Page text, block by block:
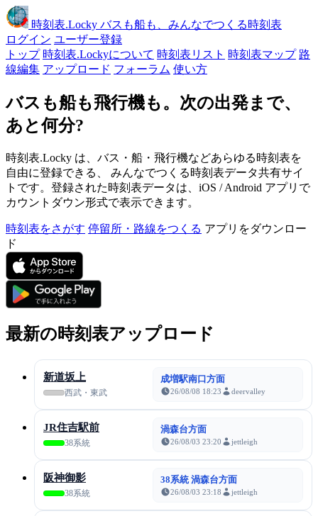
時刻表.Locky バスも船も、みんなでつくる時刻表
ログイン ユーザー登録
トップ 時刻表.Lockyについて 時刻表リスト 時刻表マップ 路
線編集 アップロード フォーラム 使い方
バスも船も飛行機も。次の出発まで、
あと何分?
時刻表.Locky は、バス・船・飛行機などあらゆる時刻表を
自由に登録できる、 みんなでつくる時刻表データ共有サイ
トです。登録された時刻表データは、iOS / Android アプリで
カウントダウン形式で表示できます。
時刻表をさがす 停留所・路線をつくる アプリをダウンロー
ド
最新の時刻表アップロード
新道坂上
西武・東武
成増駅南口方面
26/08/08 18:23 deervalley
JR住吉駅前
38系統
渦森台方面
26/08/03 23:20 jettleigh
阪神御影
38系統
38系統 渦森台方面
26/08/03 23:18 jettleigh